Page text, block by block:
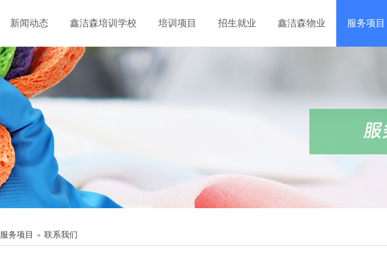
新闻动态 鑫洁森培训学校 培训项目 招生就业 鑫洁森物业 服务项目
服务项目 » 联系我们